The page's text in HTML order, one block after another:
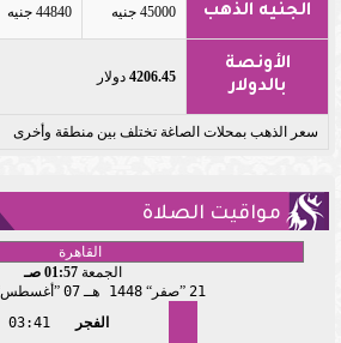
الجنيه الذهب 45000 جنيه 44840 جنيه
الأونصة
بالدولار
4206.45 دولار
سعر الذهب بمحلات الصاغة تختلف بين منطقة وأخرى
مواقيت الصلاة
الجمعة 01:57 صـ
21
صفر 1448 هـ 07 أغسطس
الفجر
03:41